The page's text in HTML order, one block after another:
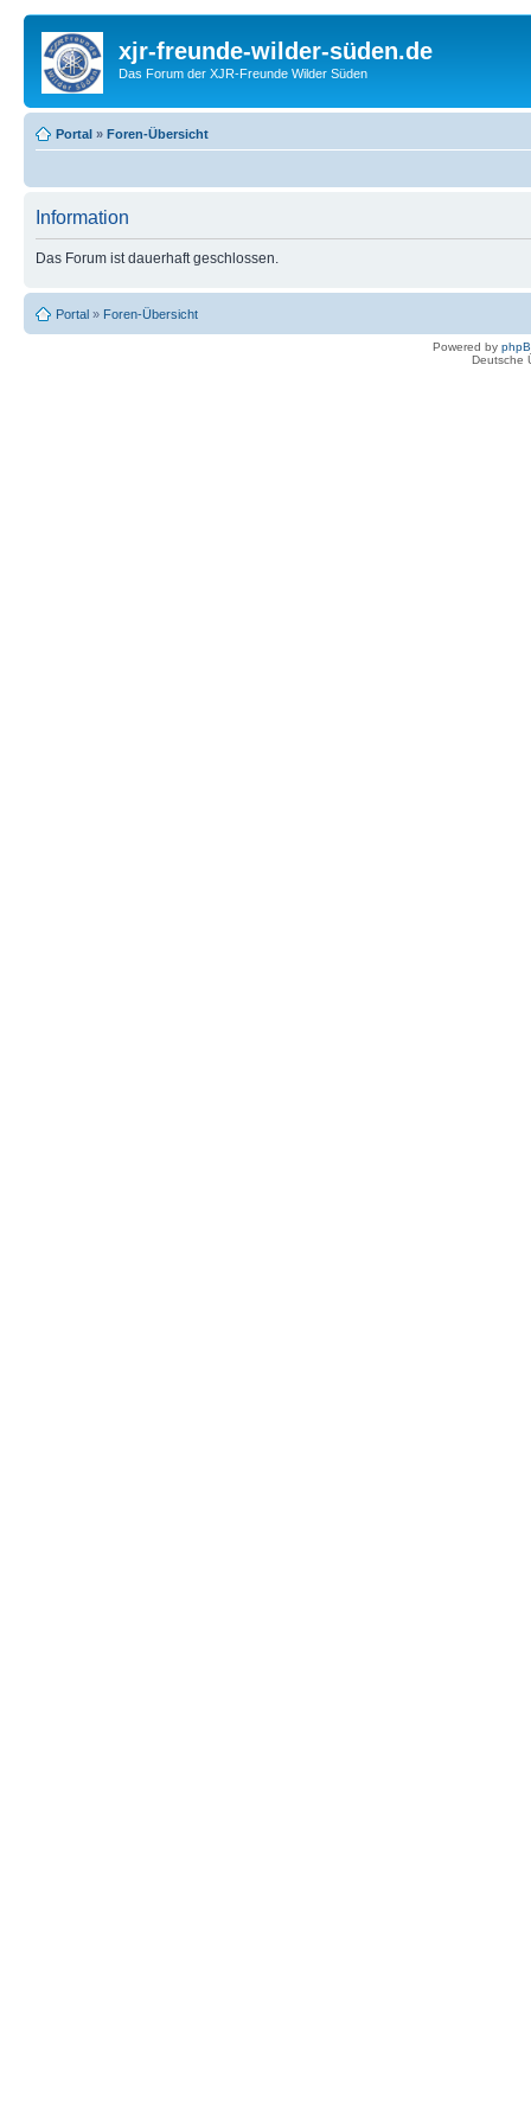
xjr-freunde-wilder-süden.de
Das Forum der XJR-Freunde Wilder Süden
Portal » Foren-Übersicht
Information
Das Forum ist dauerhaft geschlossen.
Portal » Foren-Übersicht
Powered by
Deutsche